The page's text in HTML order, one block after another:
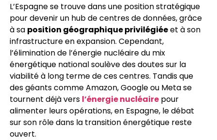
L’Espagne se trouve dans une position stratégique
pour devenir un hub de centres de données, grâce
à sa position géographique privilégiéeet à son
infrastructure en expansion. Cependant,
l’élimination de l’énergie nucléaire du mix
énergétique national soulève des doutes sur la
viabilité à long terme de ces centres. Tandis que
des géants comme Amazon, Google ou Meta se
tournent déjà vers l’énergie nucléaire pour
alimenter leurs opérations, en Espagne, le débat
sur son rôle dans la transition énergétique reste
ouvert.